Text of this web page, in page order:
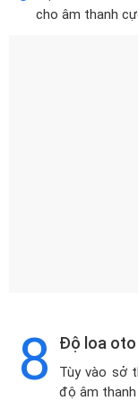
cho âm thanh
8 Độ loa oto
Tùy vào sở
độ âm thanh